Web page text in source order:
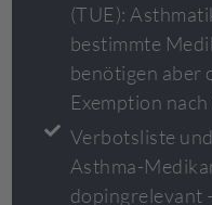
(TUE):
bestimmte
benötigen aber
Exemption
Verbotsliste
Asthma-
dopingrelevant